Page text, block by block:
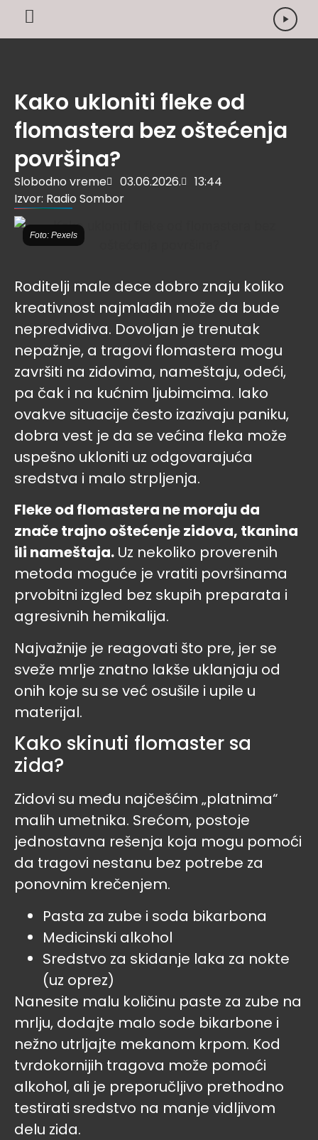
Kako ukloniti fleke od
flomastera bez oštećenja
površina?
Slobodno vreme 03.06.2026.
13:44
Izvor: Radio Sombor
Foto: Pexels
Roditelji male dece dobro znaju koliko
kreativnost najmlađih može da bude
nepredvidiva. Dovoljan je trenutak
nepažnje, a tragovi flomastera mogu
završiti na zidovima, nameštaju, odeći,
pa čak i na kućnim ljubimcima. Iako
ovakve situacije često izazivaju paniku,
dobra vest je da se većina fleka može
uspešno ukloniti uz odgovarajuća
sredstva i malo strpljenja.
Fleke od flomastera ne moraju da
znače trajno oštećenje zidova, tkanina
ili nameštaja. Uz nekoliko proverenih
metoda moguće je vratiti površinama
prvobitni izgled bez skupih preparata i
agresivnih hemikalija.
Najvažnije je reagovati što pre, jer se
sveže mrlje znatno lakše uklanjaju od
onih koje su se već osušile i upile u
materijal.
Kako skinuti flomaster sa
zida?
Zidovi su među najčešćim „platnima“
malih umetnika. Srećom, postoje
jednostavna rešenja koja mogu pomoći
da tragovi nestanu bez potrebe za
ponovnim krečenjem.
Pasta za zube i soda bikarbona
Medicinski alkohol
Sredstvo za skidanje laka za nokte
(uz oprez)
Nanesite malu količinu paste za zube na
mrlju, dodajte malo sode bikarbone i
nežno utrljajte mekanom krpom. Kod
tvrdokornijih tragova može pomoći
alkohol, ali je preporučljivo prethodno
testirati sredstvo na manje vidljivom
delu zida.